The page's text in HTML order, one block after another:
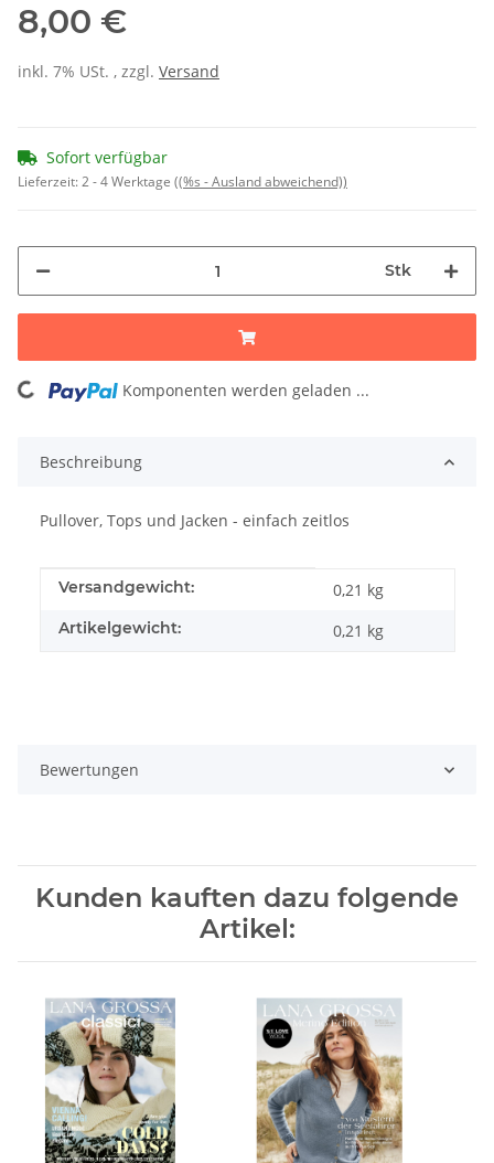
8,00 €
inkl. 7% USt. , zzgl. Versand
Sofort verfügbar
Lieferzeit:2 - 4 Werktage ((%s - Ausland abweichend))
Stk
Loading... Komponenten werden geladen ...
Beschreibung
Pullover, Tops und Jacken - einfach zeitlos
Produkteigenschaft
Wert
Versandgewicht: 0,21 kg
Artikelgewicht: 0,21 kg
Bewertungen
Kunden kauften dazu folgende
Artikel: